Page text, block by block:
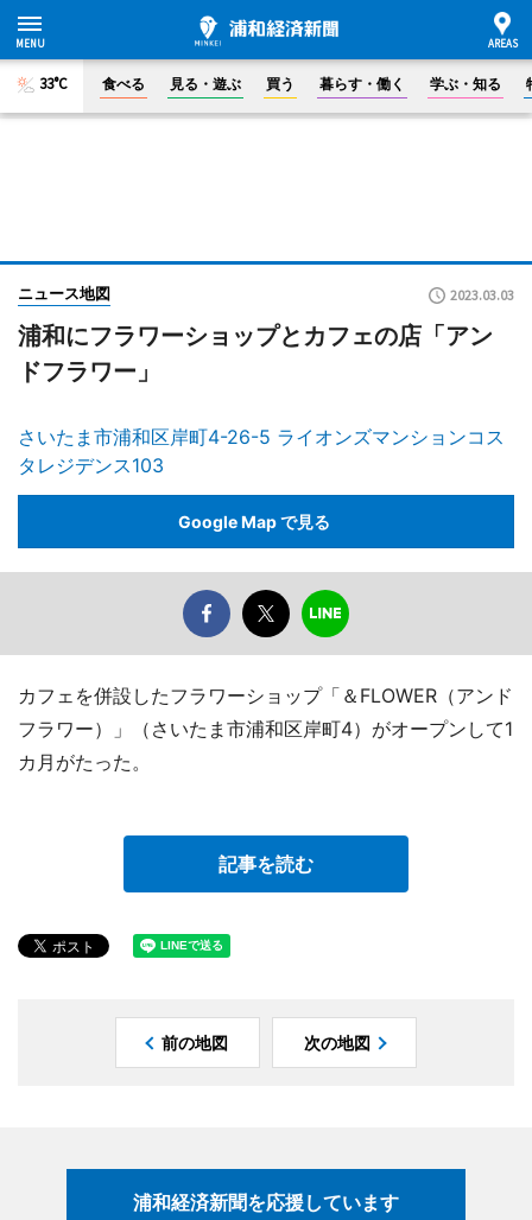
33°C 食べる 見る・遊ぶ 買う 暮らす・働く 学ぶ・知る
ニュース地図 2023.03.03
浦和にフラワーショップとカフェの店「アン
ドフラワー」
さいたま市浦和区岸町4-26-5 ライオンズマンションコス
タレジデンス103
Google Map で見る
カフェを併設したフラワーショップ「＆FLOWER（アンド
フラワー）」（さいたま市浦和区岸町4）がオープンして1
カ月がたった。
記事を読む
前の地図 次の地図
浦和経済新聞を応援しています